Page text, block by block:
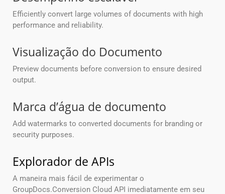
Efficiently convert large volumes of documents with high
performance and reliability.
Visualização do Documento
Preview documents before conversion to ensure desired
output.
Marca d’água de documento
Add watermarks to converted documents for branding or
security purposes.
Explorador de APIs
A maneira mais fácil de experimentar o
GroupDocs.Conversion Cloud API imediatamente em seu